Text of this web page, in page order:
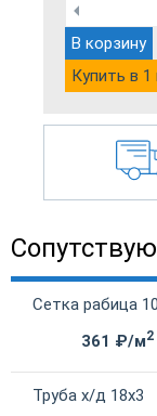
В корзину
Купить в 1
Сетка рабица
361 ₽/м2
Труба х/д 18х3